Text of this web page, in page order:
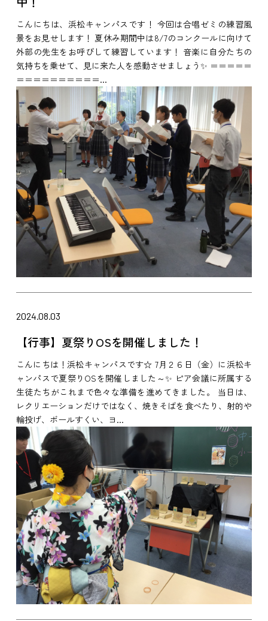
こんにちは、浜松キャンパスです！ 今回は合唱ゼミの練習風
景をお見せします！ 夏休み期間中は8/7のコンクールに向けて
外部の先生をお呼びして練習しています！ 音楽に自分たちの
気持ちを乗せて、見に来た人を感動させましょう✨ ＝＝＝＝＝
＝＝＝＝＝＝＝＝＝＝...
2024.08.03
【行事】夏祭りOSを開催しました！
こんにちは！浜松キャンパスです☆ 7月２６日（金）に浜松キ
ャンパスで夏祭りOSを開催しました～✨ ピア会議に所属する
生徒たちがこれまで色々な準備を進めてきました。 当日は、
レクリエーションだけではなく、焼きそばを食べたり、射的や
輪投げ、ボールすくい、ヨ...